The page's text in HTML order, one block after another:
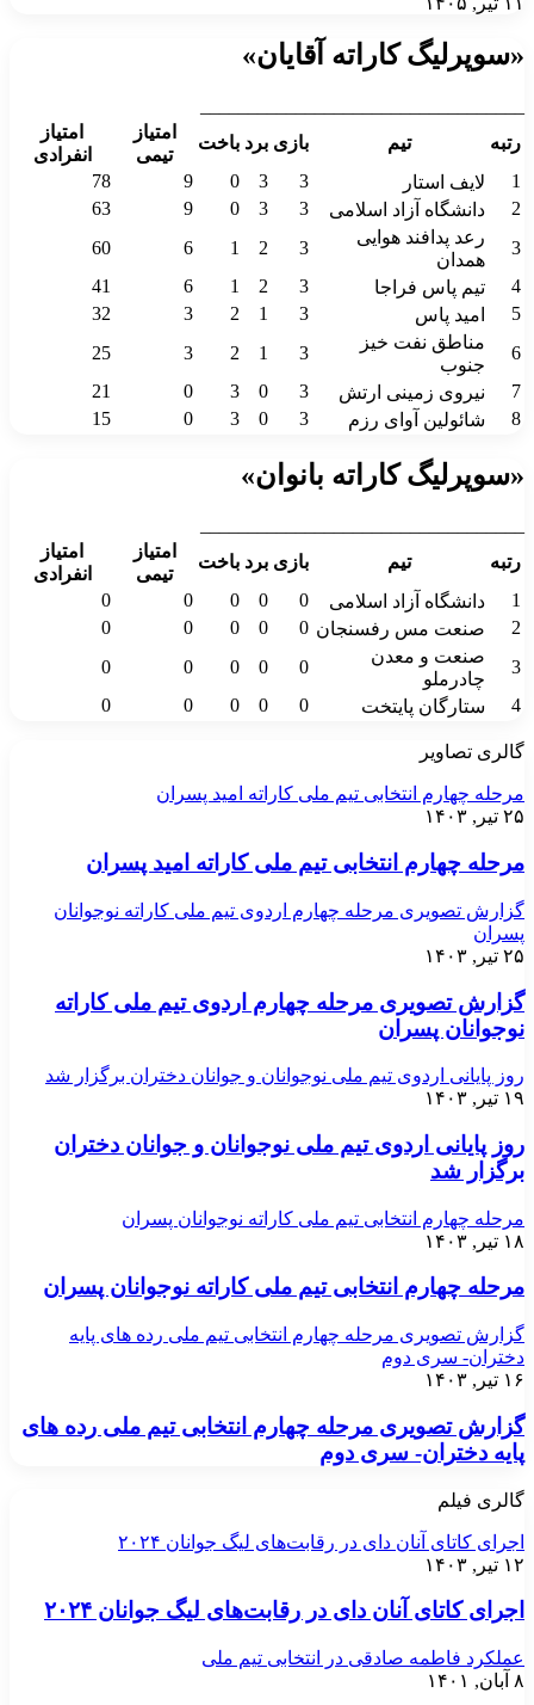
«سوپرلیگ کاراته آقایان»
رتبه
تیم بازی برد باخت
امتیاز
تیمی
امتیاز
انفرادی
1
لایف استار 3
3
0
9
78
2
دانشگاه آزاد اسلامی 3
3
0
9
63
3
رعد پدافند هوایی
همدان
3
2
1
6
60
4
تیم پاس فراجا 3
2
1
6
41
5
امید پاس 3
1
2
3
32
6
مناطق نفت خیز
جنوب
3
1
2
3
25
7
نیروی زمینی ارتش 3
0
3
0
21
8
شائولین آوای رزم 3
0
3
0
15
«سوپرلیگ کاراته بانوان»
رتبه
تیم بازی برد باخت
امتیاز
تیمی
امتیاز
انفرادی
1
دانشگاه آزاد اسلامی 0
0
0
0
0
2
صنعت مس رفسنجان 0
0
0
0
0
3
صنعت و معدن
چادرملو
0
0
0
0
0
4
ستارگان پایتخت 0
0
0
0
0
گالری تصاویر
مرحله چهارم انتخابی تیم ملی کاراته امید پسران
۲۵ تیر, ۱۴۰۳
مرحله چهارم انتخابی تیم ملی کاراته امید پسران
گزارش تصویری مرحله چهارم اردوی تیم ملی کاراته نوجوانان
پسران
۲۵ تیر, ۱۴۰۳
گزارش تصویری مرحله چهارم اردوی تیم ملی کاراته
نوجوانان پسران
روز پایانی اردوی تیم ملی نوجوانان و جوانان دختران برگزار شد
۱۹ تیر, ۱۴۰۳
روز پایانی اردوی تیم ملی نوجوانان و جوانان دختران
برگزار شد
مرحله چهارم انتخابی تیم ملی کاراته نوجوانان پسران
۱۸ تیر, ۱۴۰۳
مرحله چهارم انتخابی تیم ملی کاراته نوجوانان پسران
گزارش تصویری مرحله چهارم انتخابی تیم ملی رده های پایه
دختران- سری دوم
۱۶ تیر, ۱۴۰۳
گزارش تصویری مرحله چهارم انتخابی تیم ملی رده های
پایه دختران- سری دوم
گالری فیلم
اجرای کاتای آنان دای در رقابت‌های لیگ جوانان ۲۰۲۴
۱۲ تیر, ۱۴۰۳
اجرای کاتای آنان دای در رقابت‌های لیگ جوانان ۲۰۲۴
عملکرد فاطمه صادقی در انتخابی تیم ملی
۸ آبان, ۱۴۰۱